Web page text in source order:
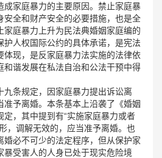
成家庭暴力的主要原因。禁止家庭暴
安全和财产安全的必要措施，也是全
家庭暴力上升为民法典婚姻家庭编的
护人权国际公约的具体承诺，是宪法
体现，是反家庭暴力法实施的法律依
和谐发展在私法自治和公法干预中得
九条规定，因家庭暴力提出诉讼离
准予离婚。本条基本上沿袭了《婚姻
定，其中提到有“实施家庭暴力或者
，调解无效的，应当准予离婚。也
婚必不可少的法定程序，但从保护家
暴受害人的人身已处于现实危险境